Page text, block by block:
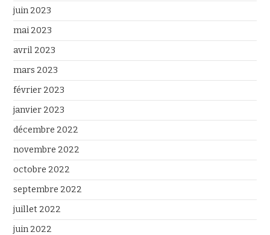
juin 2023
mai 2023
avril 2023
mars 2023
février 2023
janvier 2023
décembre 2022
novembre 2022
octobre 2022
septembre 2022
juillet 2022
juin 2022